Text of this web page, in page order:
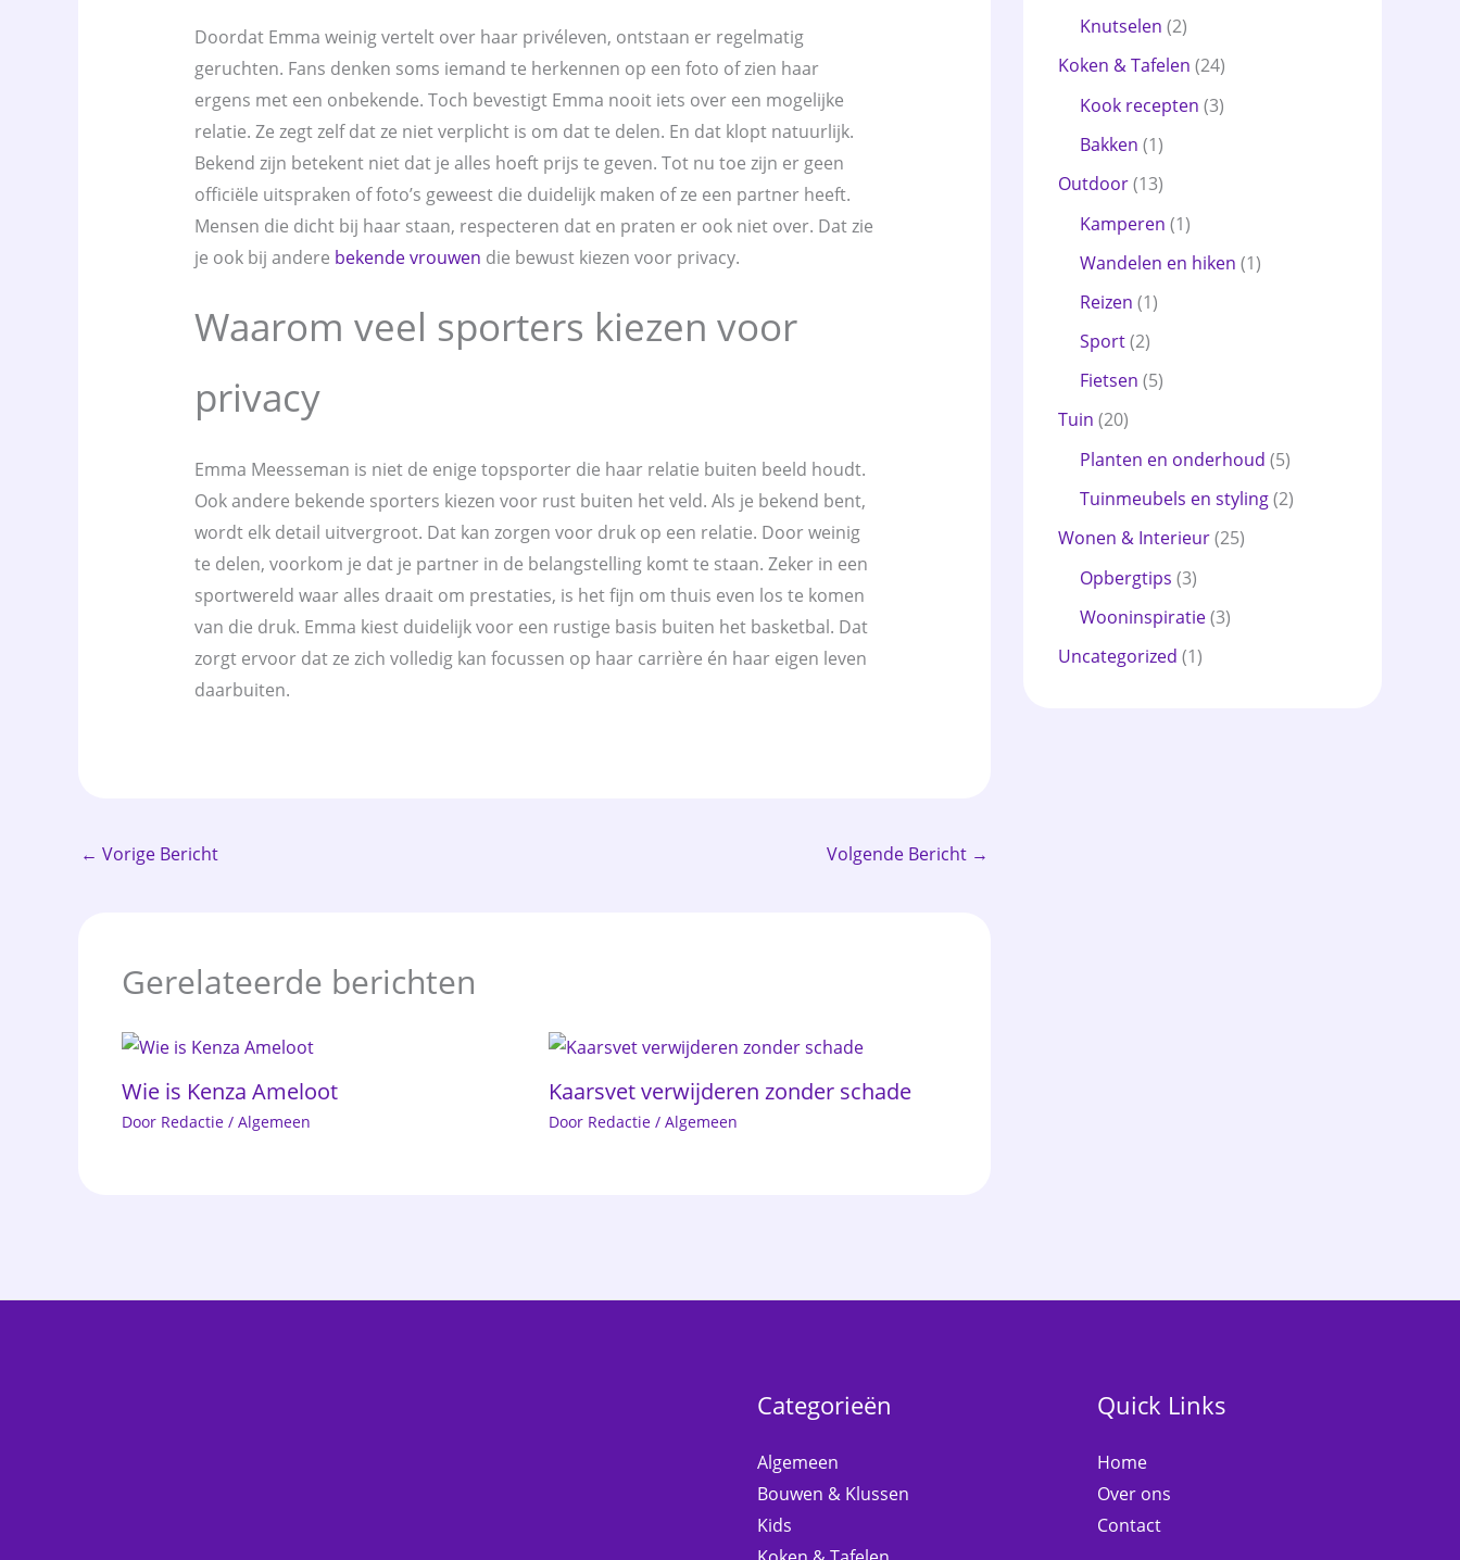
Doordat Emma weinig vertelt over haar privéleven, ontstaan er regelmatig
geruchten. Fans denken soms iemand te herkennen op een foto of zien haar
ergens met een onbekende. Toch bevestigt Emma nooit iets over een mogelijke
relatie. Ze zegt zelf dat ze niet verplicht is om dat te delen. En dat klopt natuurlijk.
Bekend zijn betekent niet dat je alles hoeft prijs te geven. Tot nu toe zijn er geen
officiële uitspraken of foto’s geweest die duidelijk maken of ze een partner heeft.
Mensen die dicht bij haar staan, respecteren dat en praten er ook niet over. Dat zie
je ook bij andere bekende vrouwen die bewust kiezen voor privacy.
Waarom veel sporters kiezen voor
privacy
Emma Meesseman is niet de enige topsporter die haar relatie buiten beeld houdt.
Ook andere bekende sporters kiezen voor rust buiten het veld. Als je bekend bent,
wordt elk detail uitvergroot. Dat kan zorgen voor druk op een relatie. Door weinig
te delen, voorkom je dat je partner in de belangstelling komt te staan. Zeker in een
sportwereld waar alles draait om prestaties, is het fijn om thuis even los te komen
van die druk. Emma kiest duidelijk voor een rustige basis buiten het basketbal. Dat
zorgt ervoor dat ze zich volledig kan focussen op haar carrière én haar eigen leven
daarbuiten.
← Vorige Bericht Volgende Bericht →
Gerelateerde berichten
Wie is Kenza Ameloot
Door Redactie / Algemeen
Kaarsvet verwijderen zonder schade
Door Redactie / Algemeen
Knutselen (2)
Koken & Tafelen (24)
Kook recepten (3)
Bakken (1)
Outdoor(13)
Kamperen (1)
Wandelen en hiken (1)
Reizen (1)
Sport(2)
Fietsen (5)
Tuin (20)
Planten en onderhoud (5)
Tuinmeubels en styling(2)
Wonen & Interieur(25)
Opbergtips (3)
Wooninspiratie(3)
Uncategorized (1)
Categorieën
Algemeen
Bouwen & Klussen
Kids
Quick Links
Home
Over ons
Contact